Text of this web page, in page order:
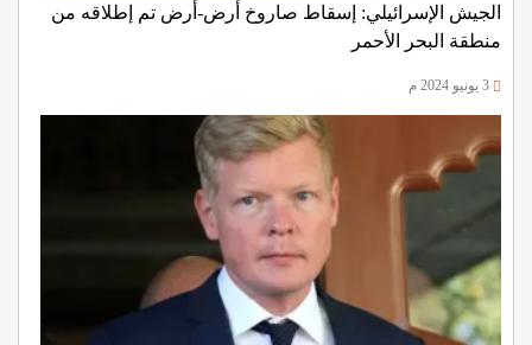
الجيش الإسرائيلي: إسقاط صاروخ أرض-أرض تم إطلاقه من
منطقة البحر الأحمر